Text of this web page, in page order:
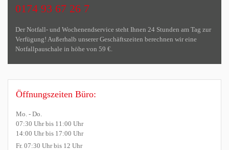
0174 93 67 26 7
Der Notfall- und Wochenendservice steht Ihnen 24 Stunden am Tag zur
Verfügung! Außerhalb unserer Geschäftszeiten berechnen wir eine
Notfallpauschale in höhe von 59 €.
Öffnungszeiten Büro:
Mo. - Do.
07:30 Uhr bis 11:00 Uhr
14:00 Uhr bis 17:00 Uhr
Fr. 07:30 Uhr bis 12 Uhr